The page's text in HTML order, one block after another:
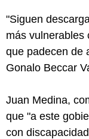
"Siguen
más vulnerables
que padecen de
Gonalo Beccar
Juan Medina,
que "a este
con